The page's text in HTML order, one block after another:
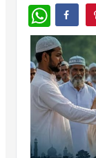
WhatsApp